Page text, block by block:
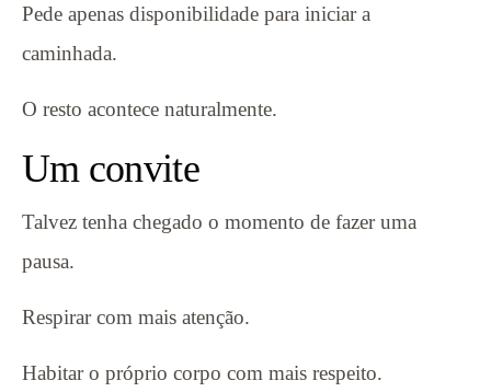
Pede apenas disponibilidade para iniciar a
caminhada.
O resto acontece naturalmente.
Um convite
Talvez tenha chegado o momento de fazer uma
pausa.
Respirar com mais atenção.
Habitar o próprio corpo com mais respeito.